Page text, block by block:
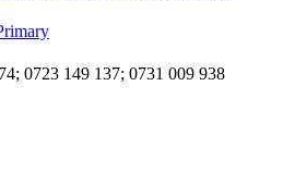
0723 149 137; 0731 009 938